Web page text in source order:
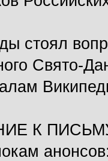
стоял
Свято-
К ПИСЬМУ